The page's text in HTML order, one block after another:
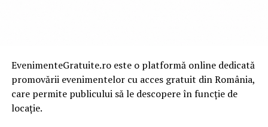
EvenimenteGratuite.ro este o platformă online dedicată
promovării evenimentelor cu acces gratuit din România,
care permite publicului să le descopere în funcție de
locație.